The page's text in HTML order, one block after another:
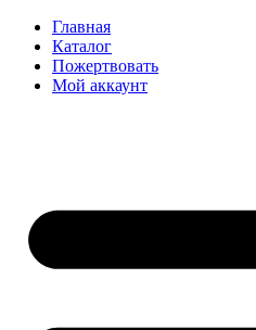
Главная
Каталог
Пожертвовать
Мой аккаунт